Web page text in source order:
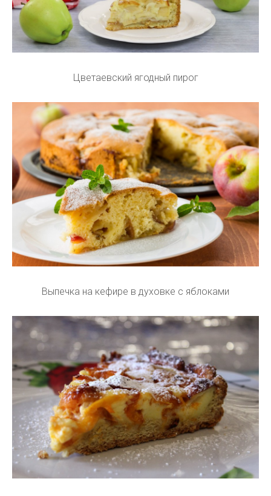
Цветаевский ягодный пирог
Выпечка на кефире в духовке с яблоками